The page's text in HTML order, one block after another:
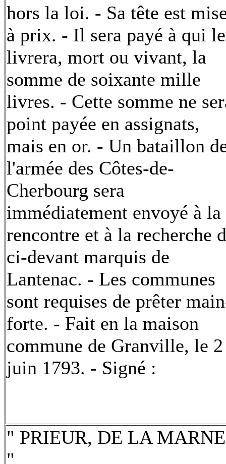
hors la loi. - Sa tête est
à prix. - Il sera payé à qui le
livrera, mort ou vivant, la
somme de soixante mille
livres. - Cette somme ne
point payée en assignats,
mais en or. - Un bataillon
l'armée des Côtes-de-
Cherbourg sera
immédiatement envoyé à la
rencontre et à la recherche
ci-devant marquis de
Lantenac. - Les communes
sont requises de prêter
forte. - Fait en la maison
commune de Granville, le 2
juin 1793. - Signé :
" PRIEUR, DE LA
"